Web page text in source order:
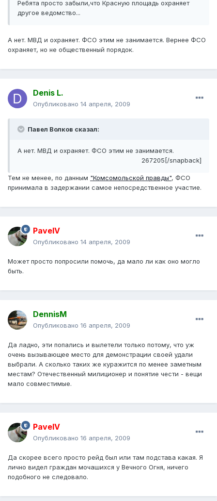
Ребята просто забыли,что Красную площадь охраняет
другое ведомство...
А нет. МВД и охраняет. ФСО этим не занимается. Вернее ФСО
охраняет, но не общественный порядок.
Denis L.
Опубликовано 14 апреля, 2009
Павел Волков сказал:
А нет. МВД и охраняет. ФСО этим не занимается.
267205[/snapback]
Тем не менее, по данным "Комсомольской правды", ФСО
принимала в задержании самое непосредственное участие.
PavelV
Опубликовано 14 апреля, 2009
Может просто попросили помочь, да мало ли как оно могло
быть.
DennisM
Опубликовано 16 апреля, 2009
Да ладно, эти попались и вылетели только потому, что уж
очень вызывающее место для демонстрации своей удали
выбрали. А сколько таких же куражится по менее заметным
местам? Отечественный милиционер и понятие чести - вещи
мало совместимые.
PavelV
Опубликовано 16 апреля, 2009
Да скорее всего просто рейд был или там подстава какая. Я
лично видел граждан мочашихся у Вечного Огня, ничего
подобного не следовало.